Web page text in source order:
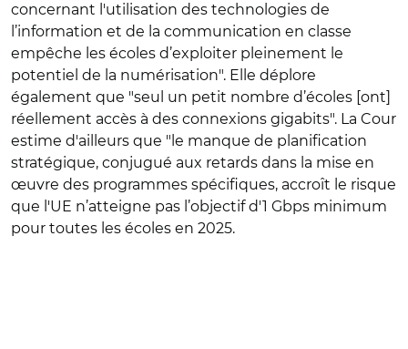
concernant l'utilisation des technologies de
l’information et de la communication en classe
empêche les écoles d’exploiter pleinement le
potentiel de la numérisation". Elle déplore
également que "seul un petit nombre d’écoles [ont]
réellement accès à des connexions gigabits". La Cour
estime d'ailleurs que "le manque de planification
stratégique, conjugué aux retards dans la mise en
œuvre des programmes spécifiques, accroît le risque
que l'UE n’atteigne pas l’objectif d'1 Gbps minimum
pour toutes les écoles en 2025.